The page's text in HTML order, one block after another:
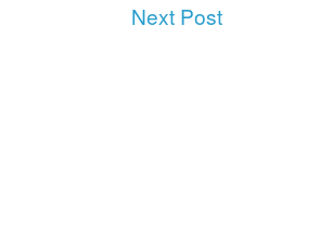
Next Post